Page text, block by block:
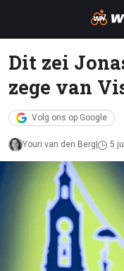
Dit zei
zege van
Volg ons op Google
Youri van den Berg 5